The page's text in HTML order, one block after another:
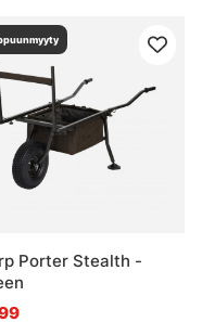
Porter Stealth -